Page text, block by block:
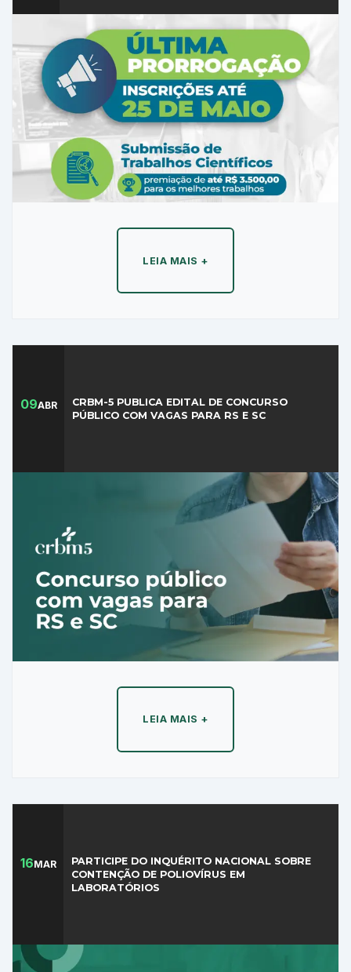
LEIA MAIS +
09ABR
CRBM-5 PUBLICA EDITAL DE CONCURSO
PÚBLICO COM VAGAS PARA RS E SC
LEIA MAIS +
16MAR
PARTICIPE DO INQUÉRITO NACIONAL SOBRE
CONTENÇÃO DE POLIOVÍRUS EM
LABORATÓRIOS